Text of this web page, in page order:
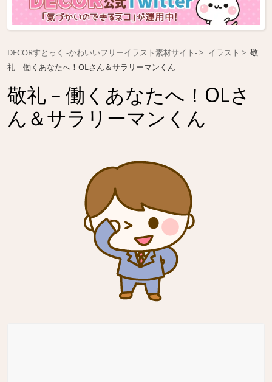
DECORすとっく -かわいいフリーイラスト素材サイト- イラスト
敬
礼 – 働くあなたへ！OLさん＆サラリーマンくん
敬礼 – 働くあなたへ！OLさ
ん＆サラリーマンくん